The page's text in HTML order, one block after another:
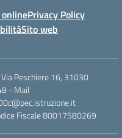
Privacy Policy
Sito web
Peschiere 16, 31030
- Mail
Fiscale 80017580269